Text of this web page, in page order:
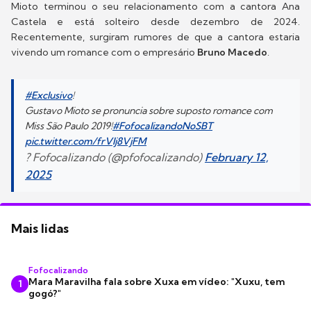
Mioto terminou o seu relacionamento com a cantora Ana
Castela e está solteiro desde dezembro de 2024.
Recentemente, surgiram rumores de que a cantora estaria
vivendo um romance com o empresário Bruno Macedo.
#Exclusivo!
Gustavo Mioto se pronuncia sobre suposto romance com
Miss São Paulo 2019!#FofocalizandoNoSBT
pic.twitter.com/frVIj8VjFM
? Fofocalizando (@pfofocalizando) February 12,
2025
Mais lidas
1
Fofocalizando
Mara Maravilha fala sobre Xuxa em vídeo: "Xuxu, tem
gogó?"